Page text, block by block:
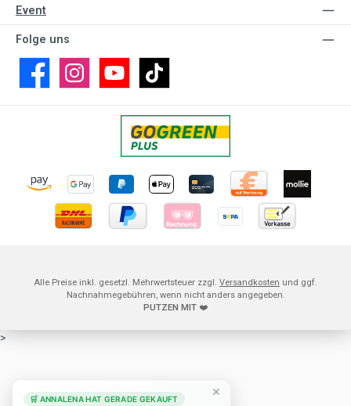
Event
Folge uns
FacebookInstagramYouTubeTikTok
Alle Preise inkl. gesetzl. Mehrwertsteuer zzgl. Versandkosten und ggf.
Nachnahmegebühren, wenn nicht anders angegeben.
PUTZEN MIT ❤️
>
🛒 ANNALENA HAT GERADE GEKAUFT ×